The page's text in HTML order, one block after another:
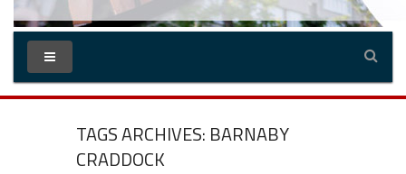
TAGS ARCHIVES: BARNABY
CRADDOCK